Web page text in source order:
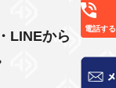
LINEから
電話する